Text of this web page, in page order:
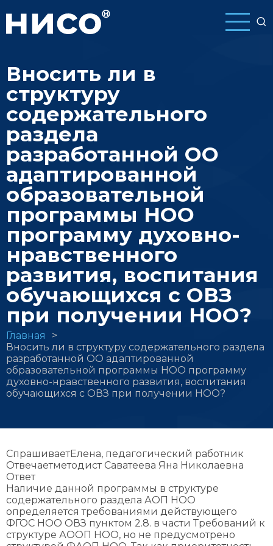
основному
Вносить ли в
структуру
содержательного
раздела
разработанной ОО
адаптированной
образовательной
программы НОО
программу духовно-
нравственного
развития, воспитания
обучающихся с ОВЗ
при получении НОО?
Строка
навигации
Главная
Вносить ли в структуру содержательного раздела
разработанной ОО адаптированной
образовательной программы НОО программу
духовно-нравственного развития, воспитания
обучающихся с ОВЗ при получении НОО?
СпрашиваетЕлена, педагогический работник
Отвечаетметодист Саватеева Яна Николаевна
Ответ
Наличие данной программы в структуре
содержательного раздела АОП НОО
определяется требованиями действующего
ФГОС НОО ОВЗ пунктом 2.8. в части Требований к
структуре АООП НОО, но не предусмотрено